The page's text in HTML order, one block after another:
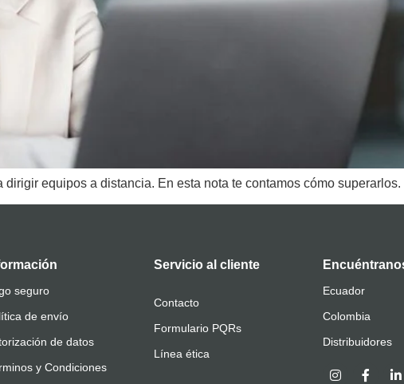
equipos a distancia. En esta nota te contamos cómo superarlos.
seguro
de envío
de datos
y Condiciones
Servicio al cliente
Contacto
Formulario PQRs
Línea ética
Ecuador
Colombia
Distribuidores